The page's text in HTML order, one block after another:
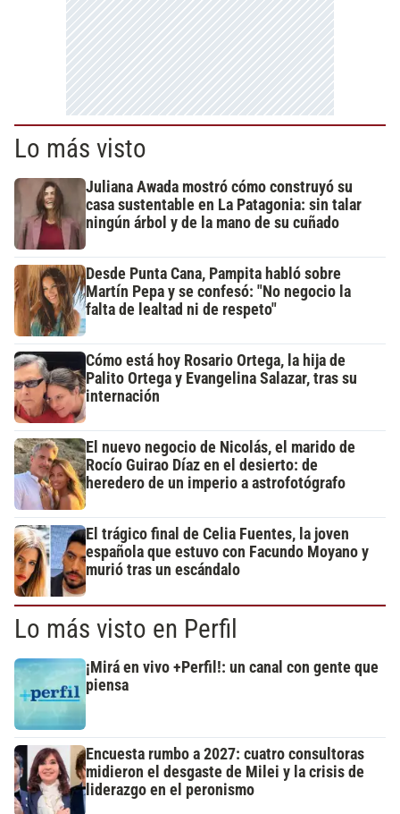
Lo más visto
Juliana Awada mostró cómo construyó su
casa sustentable en La Patagonia: sin talar
ningún árbol y de la mano de su cuñado
Desde Punta Cana, Pampita habló sobre
Martín Pepa y se confesó: "No negocio la
falta de lealtad ni de respeto"
Cómo está hoy Rosario Ortega, la hija de
Palito Ortega y Evangelina Salazar, tras su
internación
El nuevo negocio de Nicolás, el marido de
Rocío Guirao Díaz en el desierto: de
heredero de un imperio a astrofotógrafo
El trágico final de Celia Fuentes, la joven
española que estuvo con Facundo Moyano y
murió tras un escándalo
Lo más visto en Perfil
¡Mirá en vivo +Perfil!: un canal con gente que
piensa
Encuesta rumbo a 2027: cuatro consultoras
midieron el desgaste de Milei y la crisis de
liderazgo en el peronismo